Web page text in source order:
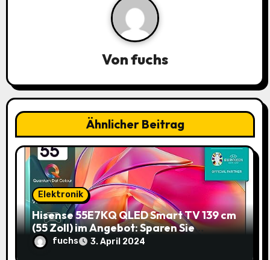
g
a
t
i
o
n
Vonfuchs
Ähnlicher Beitrag
Elektronik
Hisense 55E7KQ QLED Smart TV 139 cm
(55 Zoll) im Angebot: Sparen Sie
145,85€!
fuchs 3. April 2024